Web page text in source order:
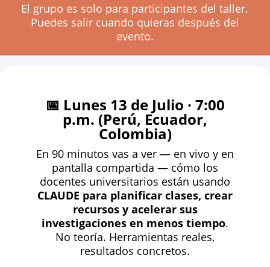
El grupo es solo para participantes del taller.
Puedes salir cuando quieras después del
evento.
📅 Lunes 13 de Julio · 7:00
p.m. (Perú, Ecuador,
Colombia)
En 90 minutos vas a ver — en vivo y en
pantalla compartida — cómo los
docentes universitarios están usando
CLAUDE para planificar clases, crear
recursos y acelerar sus
investigaciones en menos tiempo.
No teoría. Herramientas reales,
resultados concretos.